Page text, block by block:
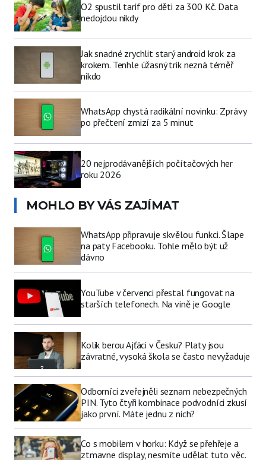
O2 spustil tarif pro děti za 300 Kč. Data
nedojdou nikdy
Jak snadné zrychlit starý android krok za
krokem. Tenhle úžasný trik nezná téměř
nikdo
WhatsApp chystá radikální novinku: Zprávy
po přečtení zmizí za 5 minut
20 nejprodávanějších počítačových her
roku 2026
MOHLO BY VÁS ZAJÍMAT
WhatsApp připravuje skvělou funkci. Šlape
na paty Facebooku. Tohle mělo být už
dávno
YouTube v červenci přestal fungovat na
starších telefonech. Na vině je Google
Kolik berou Ajťáci v Česku? Platy jsou
závratné, vysoká škola se často nevyžaduje
Odborníci zveřejněli seznam nebezpečných
PIN. Tyto čtyři kombinace podvodníci zkusí
jako první. Máte jednu z nich?
Co s mobilem v horku: Když se přehřeje a
ztmavne display, nesmíte udělat tuto věc.